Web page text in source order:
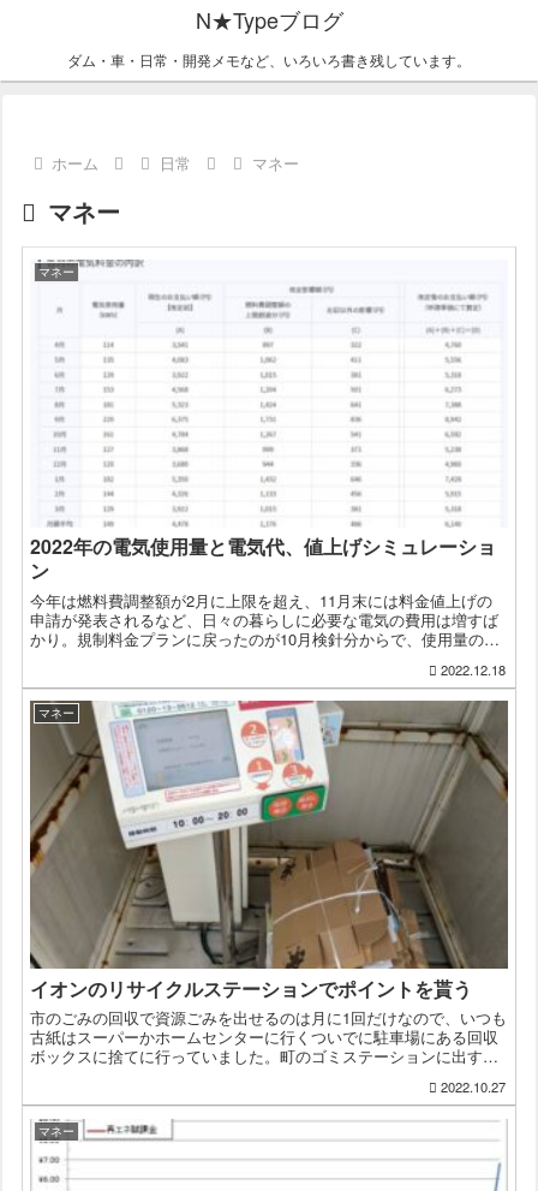
N★Typeブログ
ダム・車・日常・開発メモなど、いろいろ書き残しています。
ホーム 日常 マネー
マネー
マネー
2022年の電気使用量と電気代、値上げシミュレーショ
ン
今年は燃料費調整額が2月に上限を超え、11月末には料金値上げの
申請が発表されるなど、日々の暮らしに必要な電気の費用は増すば
かり。規制料金プランに戻ったのが10月検針分からで、使用量の多
2022.12.18
マネー
イオンのリサイクルステーションでポイントを貰う
市のごみの回収で資源ごみを出せるのは月に1回だけなので、いつも
古紙はスーパーかホームセンターに行くついでに駐車場にある回収
ボックスに捨てに行っていました。町のゴミステーションに出すに
2022.10.27
マネー